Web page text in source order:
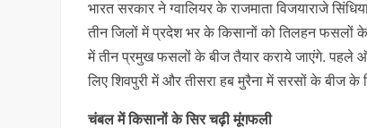
भारत सरकार ने ग्वालियर के राजमाता विजयाराजे
तीन जिलों में प्रदेश भर के किसानों को तिलहन फसलों
में तीन प्रमुख फसलों के बीज तैयार कराये जाएंगे. पहले
लिए शिवपुरी में और तीसरा हब मुरैना में सरसों के बीज के
चंबल में किसानों के सिर चढ़ी मूंगफली